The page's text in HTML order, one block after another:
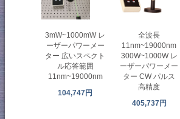
3mW~1000mW レ
ーザーパワーメー
ター 広いスペクト
ル応答範囲
11nm~19000nm
104,747円
全波長
11nm~19000nm
300W~1000W レ
ーザーパワーメー
ター CW パルス
高精度
405,737円